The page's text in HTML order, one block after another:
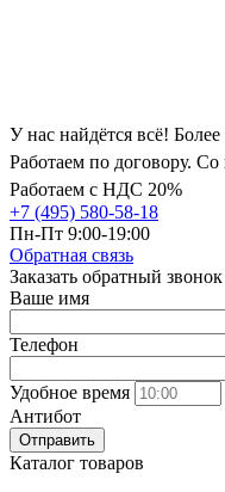
У нас найдётся всё!
Работаем по договору.
Работаем с НДС 20%
+7 (495) 580-58-18
Пн-Пт 9:00-19:00
Обратная связь
Заказать обратный звонок
Ваше имя
Телефон
Удобное время
Антибот
Отправить
Каталог товаров